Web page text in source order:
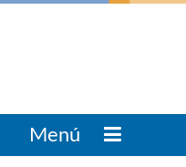
Menú